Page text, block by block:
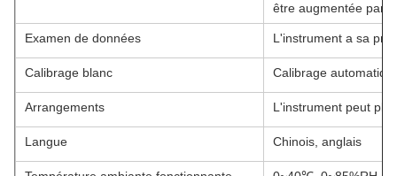
être augmentée par
Examen de données L'instrument a sa
Calibrage blanc Calibrage
Arrangements L'instrument peut
Langue Chinois, anglais